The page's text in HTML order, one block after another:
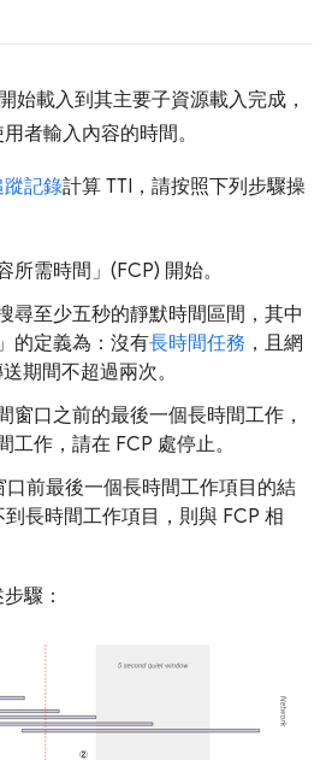
始載入到其主要子資源載入完成，
者輸入內容的時間。
記錄計算 TTI，請按照下列步驟操
所需時間」(FCP) 開始。
尋至少五秒的靜默時間區間，其中
的定義為：沒有長時間任務 ，且網
期間不超過兩次。
窗口之前的最後一個長時間工作，
工作，請在 FCP 處停止。
口前最後一個長時間工作項目的結
長時間工作項目，則與 FCP 相
驟：